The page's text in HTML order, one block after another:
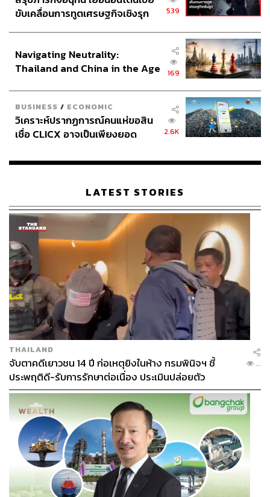
ขับเคลื่อนการทูตเศรษฐกิจเชิงรุก
539
Navigating Neutrality:
Thailand and China in the Age
169
BUSINESS / ECONOMIC
วิเคราะห์ปรากฏการณ์คนแห่ขอสิน
เชื่อ CLICX อาจเป็นเพียงยอด
เรือนไทยที่ถูกซุกไว้
2.6K
LATEST STORIES
THAILAND
จับตาคดีเยาวชน 14 ปี ก่อเหตุยิงในห้าง กรมพินิจฯ ชี้
ประพฤติดี-รับการรักษาต่อเนื่อง ประเมินปล่อยตัว
...